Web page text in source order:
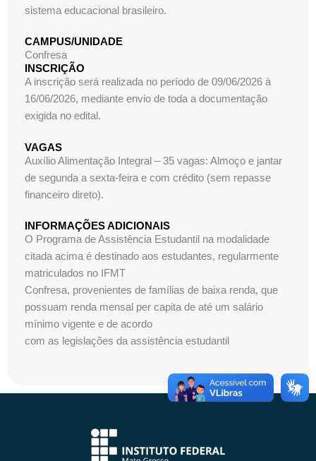
sistema educacional brasileiro.
CAMPUS/UNIDADE
Confresa
INSCRIÇÃO
A inscrição será realizada no período de 09/06/2026 à
16/06/2026, mediante envio de toda a documentação
exigida no edital.
VAGAS
Auxílio Alimentação Integral – 35 vagas: Almoço e jantar
de segunda a sexta-feira e com crédito (sem repasse
financeiro direto).
INFORMAÇÕES ADICIONAIS
O Programa de Assistência Estudantil na modalidade
citada acima é destinado aos estudantes, regularmente
matriculados no IFMT
Confresa, provenientes de famílias de baixa renda, que
possuam renda mensal per capita de até um salário
mínimo vigente e de acordo
com as legislações da assistência estudantil